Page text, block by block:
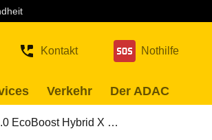
Kontakt Nothilfe
Verkehr Der ADAC
EcoBoost Hybrid X …